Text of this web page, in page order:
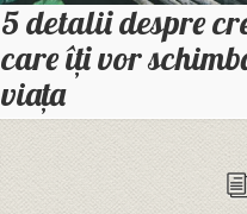
5 detalii despre
care îţi vor
viaţa